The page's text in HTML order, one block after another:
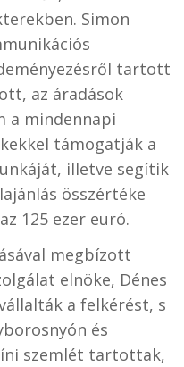
Simon
tartott
az áradások
a mindennapi
támogatják a
illetve segítik
összértéke
125 ezer euró.
megbízott
elnöke, Dénes
a felkérést, s
és
szemlét tartottak,